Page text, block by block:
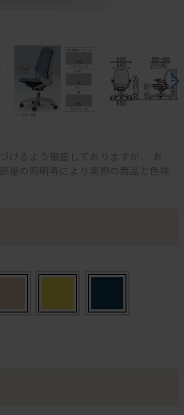
けるよう徹底しておりますが、 お
屋の照明等により実際の商品と色味